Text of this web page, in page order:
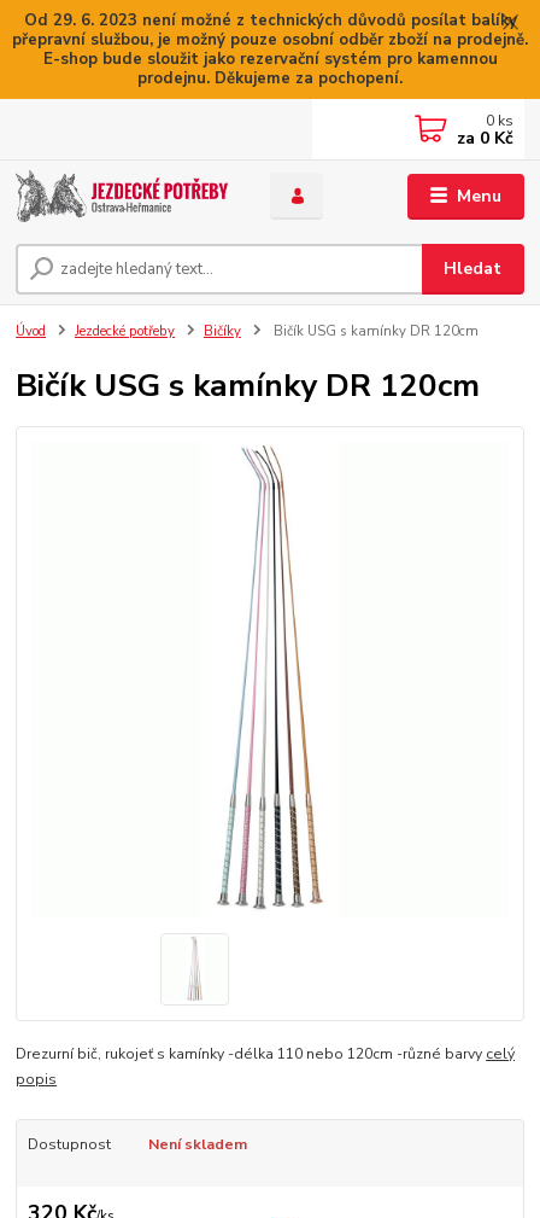
Od 29. 6. 2023 není možné z technických důvodů posílat balíky
přepravní službou, je možný pouze osobní odběr zboží na prodejně.
E-shop bude sloužit jako rezervační systém pro kamennou
prodejnu. Děkujeme za pochopení.
Menu
Hledat
0 ks
za 0 Kč
Úvod Jezdecké potřeby Bičíky Bičík USG s kamínky DR 120cm
Bičík USG s kamínky DR 120cm
Drezurní bič, rukojeť s kamínky -délka 110 nebo 120cm -různé barvy celý
popis
Dostupnost Není skladem